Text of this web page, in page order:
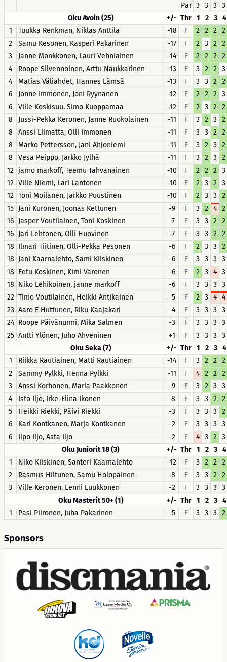
Par 3 3 3
3
Oku Avoin (25)
+/- Thr 1 2 3 4
1
Tuukka Renkman, Niklas Anttila -18 F 2 2 2
2
2
Samu Kesonen, Kasperi Pakarinen -17 F 2 3 2
2
3
Janne Mönkkönen, Lauri Vehniäinen -14 F 2 2 2
2
4
Roope Silvennoinen, Arttu Naukkarinen -13 F 3 2 2
3
4
Matias Väliahdet, Hannes Lämsä -13 F 3 3 2
2
6
Jonne Immonen, Joni Ryynänen -12 F 2 2 2
3
6
Ville Koskisuu, Simo Kuoppamaa -12 F 2 3 2
2
8
Jussi-Pekka Keronen, Janne Ruokolainen -11 F 3 2 3
2
8
Anssi Liimatta, Olli Immonen -11 F 3 3 2
2
8
Marko Pettersson, Jani Ahjoniemi -11 F 3 2 3
2
8
Vesa Peippo, Jarkko Jylhä -11 F 3 2 3
2
12 jarno markoff, Teemu Tahvanainen -10 F 2 2 2
3
12 Ville Niemi, Lari Lantonen -10 F 2 3 2
3
12 Toni Moilanen, Jarkko Puustinen -10 F 2 3 3
2
15 Jani Kuronen, Joonas Kettunen -9 F 3 2 4
2
16 Jasper Voutilainen, Toni Koskinen -7 F 3 3 2
2
16 Jari Lehtonen, Olli Huovinen -7 F 3 3 2
2
18 Ilmari Tiitinen, Olli-Pekka Pesonen -6 F 2 3 3
2
18 Jani Kaarnalehto, Sami Kiiskinen -6 F 3 3 3
3
18 Eetu Koskinen, Kimi Varonen -6 F 2 3 4
3
18 Niko Lehikoinen, janne markoff -6 F 3 3 3
3
22 Timo Voutilainen, Heikki Antikainen -5 F 2 3 4
4
23 Aaro E Huttunen, Riku Kaajakari -4 F 3 3 3
3
24 Roope Päivänurmi, Mika Salmen -3 F 3 3 3
3
25 Antti Ylönen, Juho Ahveninen +1 F 3 3 3
3
Oku Seka (7)
+/- Thr 1 2 3 4
1
Riikka Rautiainen, Matti Rautiainen -14 F 3 2 2
2
2
Sammy Pylkki, Henna Pylkki -11 F 4 2 2
2
3
Anssi Korhonen, Maria Pääkkönen -9 F 3 2 3
3
4
Isto Iljo, Irke-Elina Ikonen -8 F 3 3 2
2
5
Heikki Riekki, Päivi Riekki -3 F 3 3 3
2
6
Kari Kontkanen, Marja Kontkanen -2 F 3 3 3
3
6
Ilpo Iljo, Asta Iljo -2 F 4 3 2
3
Oku Juniorit 18 (3)
+/- Thr 1 2 3 4
1
Niko Kiiskinen, Santeri Kaarnalehto -12 F 3 2 2
2
2
Rasmus Hiltunen, Samu Holopainen -8 F 3 3 2
2
3
Ville Keronen, Lenni Luukkonen -2 F 3 3 3
3
Oku Masterit 50+ (1)
+/- Thr 1 2 3 4
1
Pasi Piironen, Juha Pakarinen -5 F 3 3 3 2
Sponsors